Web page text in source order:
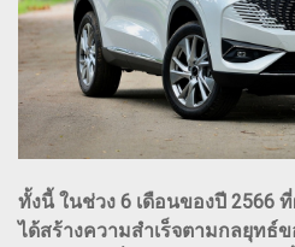
ทั้งนี้ ในช่วง 6 เดือนของปี 2566
ได้สร้างความสำเร็จตามกลยุทธ์